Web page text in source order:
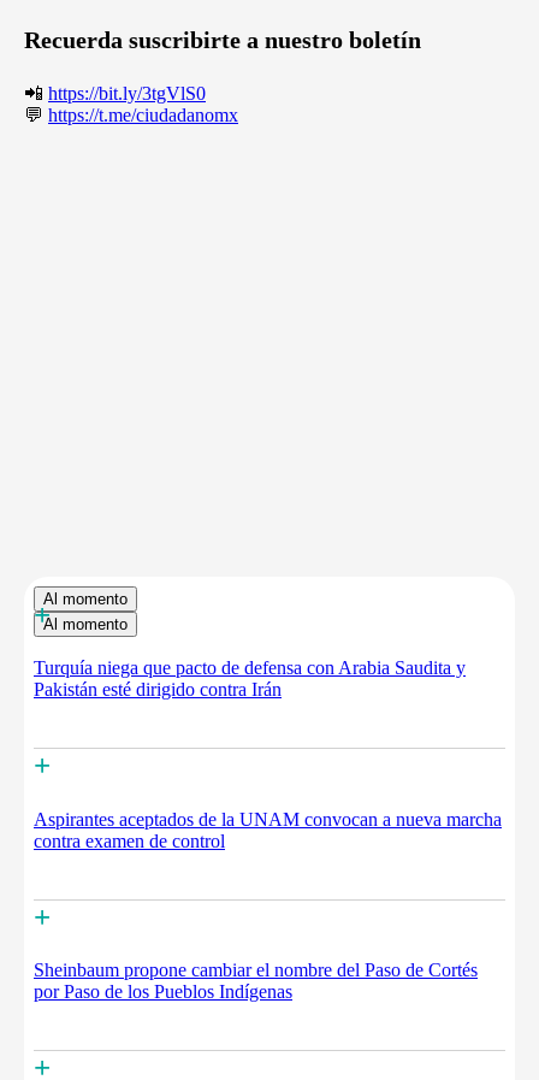
Recuerda suscribirte a nuestro boletín
📲 https://bit.ly/3tgVlS0
💬 https://t.me/ciudadanomx
Al momento
Al momento
+
Turquía niega que pacto de defensa con Arabia Saudita y
Pakistán esté dirigido contra Irán
+
Aspirantes aceptados de la UNAM convocan a nueva marcha
contra examen de control
+
Sheinbaum propone cambiar el nombre del Paso de Cortés
por Paso de los Pueblos Indígenas
+